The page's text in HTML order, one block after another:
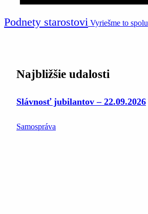
Podnety starostovi Vyriešme to spolu
Najbližšie udalosti
Slávnosť jubilantov – 22.09.2026
Samospráva